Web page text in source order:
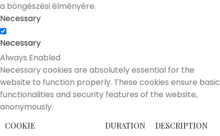
a böngészési élményére.
Necessary
Necessary
Always Enabled
Necessary cookies are absolutely essential for the
website to function properly. These cookies ensure basic
functionalities and security features of the website,
anonymously.
COOKIE DURATION DESCRIPTION